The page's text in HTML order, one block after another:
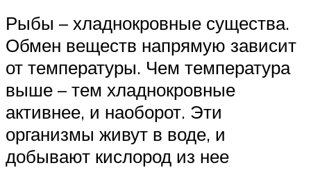
Рыбы – хладнокровные существа.
Обмен веществ напрямую зависит
от температуры. Чем температура
выше – тем хладнокровные
активнее, и наоборот. Эти
организмы живут в воде, и
добывают кислород из нее